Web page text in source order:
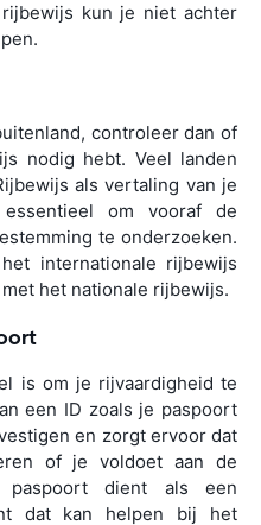
kun je niet achter
controleer dan of
nodig hebt. Veel landen
als vertaling van je
om vooraf de
te onderzoeken.
internationale rijbewijs
het nationale rijbewijs.
is om je rijvaardigheid te
een ID zoals je paspoort
en zorgt ervoor dat
of je voldoet aan de
dient als een
dat kan helpen bij het